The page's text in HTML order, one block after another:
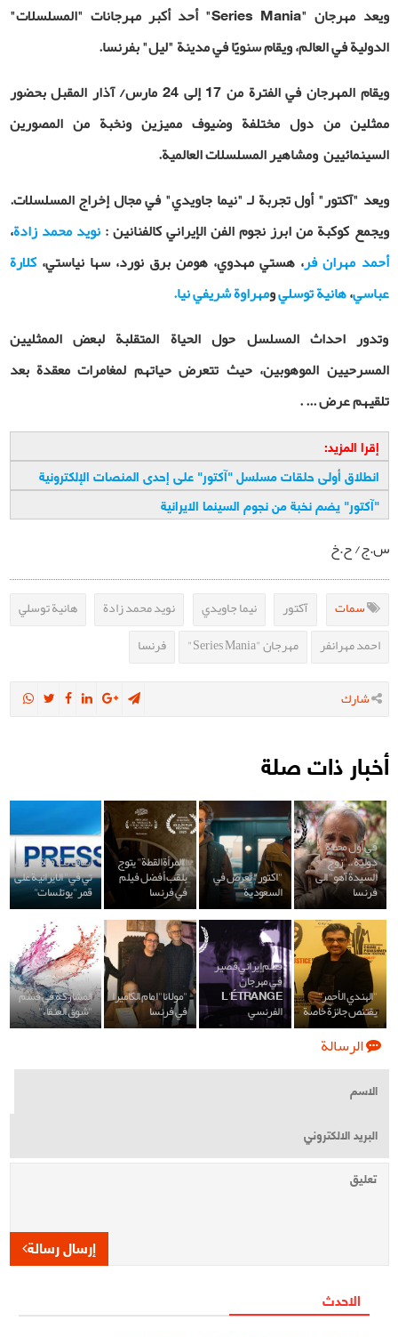
ويعد مهرجان "Series Mania" أحد أكبر مهرجانات "المسلسلات"
الدولية في العالم، ويقام سنويًا في مدينة "ليل" بفرنسا.
ويقام المهرجان في الفترة من 17 إلى 24 مارس/ آذار المقبل بحضور
ممثلين من دول مختلفة وضيوف مميزين ونخبة من المصورين
السينمائيين ومشاهير المسلسلات العالمية.
ويعد "آكتور" أول تجربة لـ "نيما جاويدي" في مجال إخراج المسلسلات.
ويجمع كوكبة من ابرز نجوم الفن الإيراني كالفنانين :نويد محمد زادة،
أحمد مهران فر، هستي مهدوي، هومن برق نورد، سها نياستي،كلارة
عباسي،هانية توسليومهراوة شريفي نيا.
وتدور احداث المسلسل حول الحياة المتقلبة لبعض الممثليين
المسرحيين الموهوبين، حيث تتعرض حياتهم لمغامرات معقدة بعد
تلقيهم عرض ... .
إقرا المزيد:
انطلاق أولى حلقات مسلسل "آكتور" على إحدى المنصات الإلكترونية
"آكتور" يضم نخبة من نجوم السينما الايرانية
س.ج/ ح.خ
سمات آكتور نيما جاويدي نويد محمد زادة
هانية توسلي
احمد مهرانفر
مهرجان "Series Mania" فرنسا
شارك
أخبار ذات صلة
في أول محطة
دولية.."زوج
السیدة آهو" الى
فرنسا
"اكتور" يعرض في
السعودية
"المرأة القطة" يتوج
بلقب أفضل فيلم
في فرنسا
إيقاف بث قناة "برس
تي في" الايرانية على
قمر "يوتلسات"
"الهندي الأحمر"
يقتنص جائزة خاصة
فيلم إيراني قصير
في مهرجان
L’ÉTRANGE
الفرنسي
"مولانا" امام الكاميرا
في فرنسا
بالصور.. الأفلام
المشاركة في قسم
"شوق العنقاء"
الرسالة
إرسال رسالة
الاحدث